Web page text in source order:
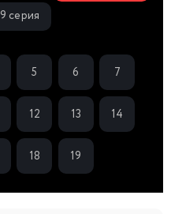
9 серия
5 6 7
12 13 14
18 19